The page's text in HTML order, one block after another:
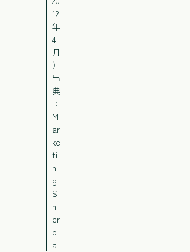
12
年
4
月
）
出
典
：
M
ar
ke
ti
n
g
S
h
er
p
a